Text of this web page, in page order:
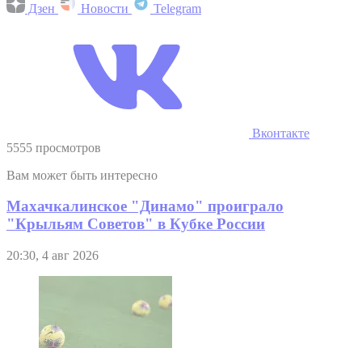
Дзен Новости Telegram
Вконтакте
5555 просмотров
Вам может быть интересно
Махачкалинское "Динамо" проиграло
"Крыльям Советов" в Кубке России
20:30, 4 авг 2026